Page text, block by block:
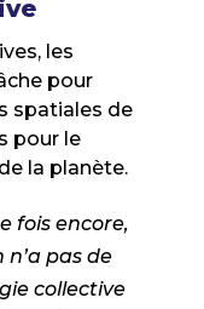
les
pour
spatiales de
pour le
la planète.
fois encore,
pas de
collective